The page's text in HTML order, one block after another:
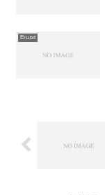
Eru.txt